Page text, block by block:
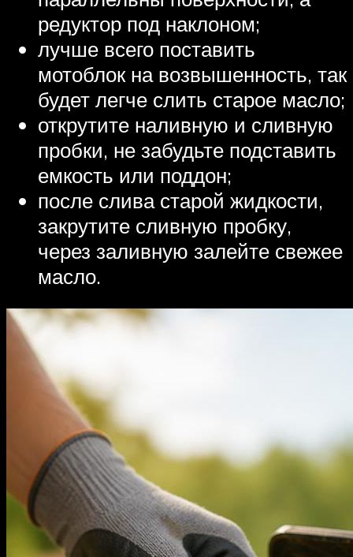
редуктор под наклоном;
лучше всего поставить
мотоблок на возвышенность, так
будет легче слить старое масло;
открутите наливную и сливную
пробки, не забудьте подставить
емкость или поддон;
после слива старой жидкости,
закрутите сливную пробку,
через заливную залейте свежее
масло.